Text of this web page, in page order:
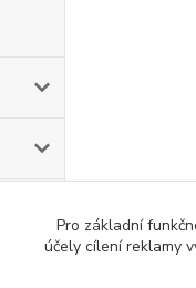
Pro základní
účely cílení reklamy